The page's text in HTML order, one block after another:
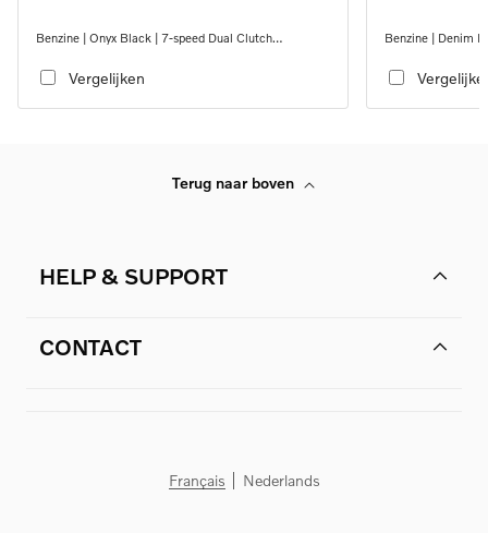
Benzine | Onyx Black | 7-speed Dual Clutch
Vergelijken
Benzine | Denim
Terug naar boven
HELP & SUPPORT
CONTACT
Français Nederlands